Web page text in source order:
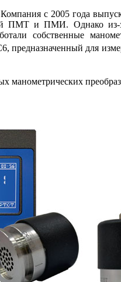
с 2005 го­да
ПМТ и ПМИ. Однако
собственные
предназначенный для
манометрических